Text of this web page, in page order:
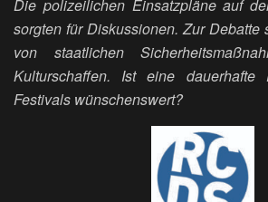
Die polizeilichen Einsatzpläne auf
sorgten für Diskussionen. Zur Debatte
von staatlichen
Kulturschaffen. Ist eine dauerhafte
Festivals wünschenswert?